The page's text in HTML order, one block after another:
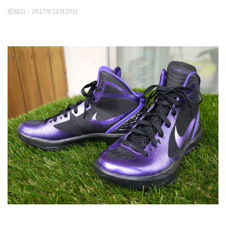
投稿日： 2017年12月20日